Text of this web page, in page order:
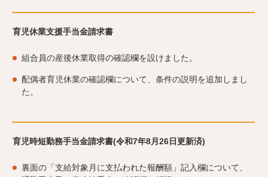
育児休業支援手当金請求書
組合員の産後休業取得の確認欄を設けました。
配偶者育児休業の確認欄について、条件の説明を追加しまし
た。
育児時短勤務手当金請求書(令和7年8月26日更新済)
裏面の「支給対象月に支払われた報酬額」記入欄について、